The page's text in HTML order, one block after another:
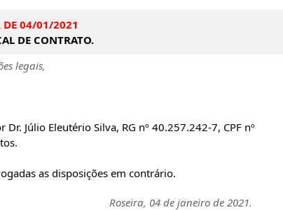
DE 04/01/2021
DE CONTRATO.
legais,
Dr. Júlio Eleutério Silva, RG nº 40.257.242-7, CPF nº
as disposições em contrário.
Roseira, 04 de janeiro de 2021.